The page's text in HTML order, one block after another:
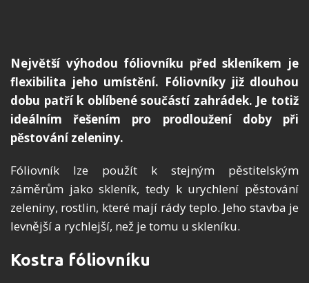
Největší výhodou fóliovníku před skleníkem je
flexibilita jeho umístění. Fóliovníky již dlouhou
dobu patří k oblíbené součástí zahrádek. Je totiž
ideálním řešením pro prodloužení doby při
pěstování zeleniny.
Fóliovník lze použít k stejným pěstitelským
záměrům jako skleník, tedy k urychlení pěstování
zeleniny, rostlin, které mají rády teplo. Jeho stavba je
levnější a rychlejší, než je tomu u skleníku.
Kostra fóliovníku